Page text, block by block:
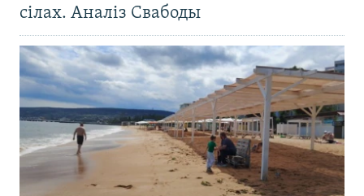
сілах. Аналіз Свабоды